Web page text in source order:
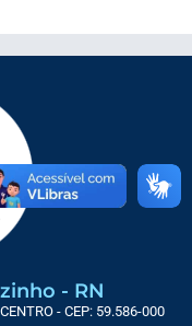
- RN
- CEP: 59.586-000